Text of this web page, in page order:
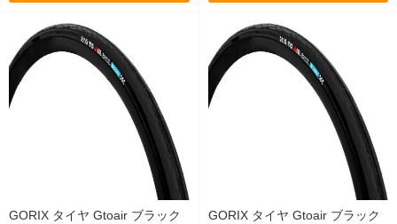
GORIX タイヤ Gtoair ブラック
GORIX タイヤ Gtoair ブラック